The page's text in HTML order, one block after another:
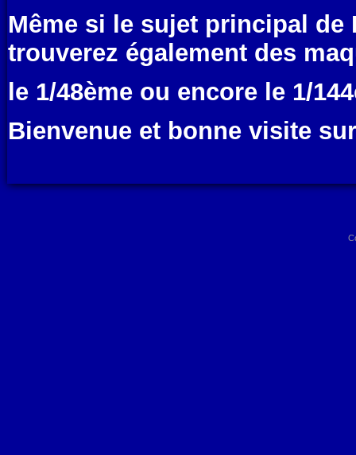
Même si le sujet principal de
trouverez également des
le 1/48ème ou encore le 1/
Bienvenue et bonne visite